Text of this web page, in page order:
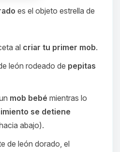
es el objeto estrella de
al criar tu primer mob.
león rodeado de pepitas
mob bebé mientras lo
se detiene
abajo).
de león dorado, el